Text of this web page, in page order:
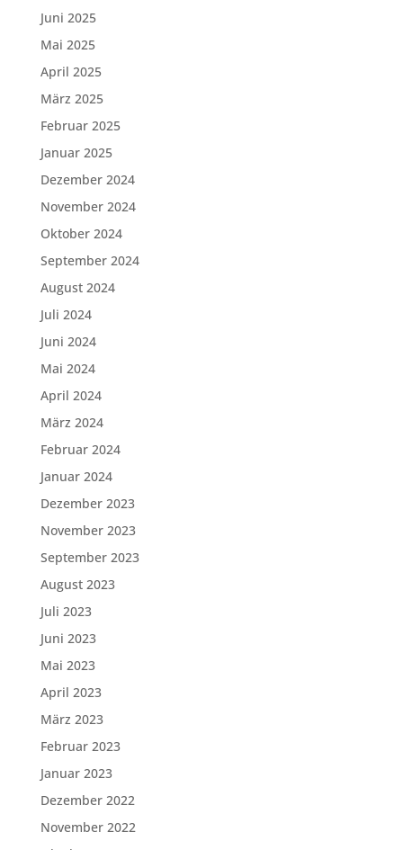
Juni 2025
Mai 2025
April 2025
März 2025
Februar 2025
Januar 2025
Dezember 2024
November 2024
Oktober 2024
September 2024
August 2024
Juli 2024
Juni 2024
Mai 2024
April 2024
März 2024
Februar 2024
Januar 2024
Dezember 2023
November 2023
September 2023
August 2023
Juli 2023
Juni 2023
Mai 2023
April 2023
März 2023
Februar 2023
Januar 2023
Dezember 2022
November 2022